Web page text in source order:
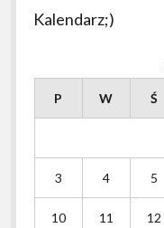
Kalendarz;)
P W Ś
3 4 5
10 11 12